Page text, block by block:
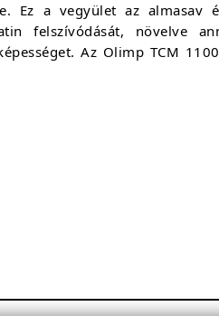
Ez a vegyület az
felszívódását, növelve
Az Olimp TCM